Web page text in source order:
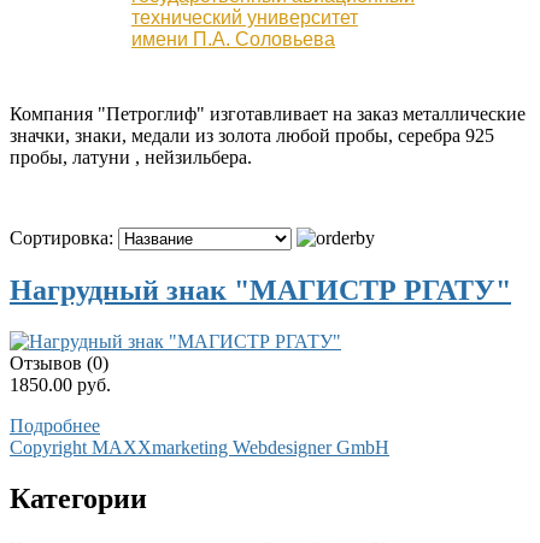
Компания "Петроглиф" изготавливает на заказ металлические
значки, знаки, медали из золота любой пробы, серебра 925
пробы, латуни , нейзильбера.
Сортировка:
Нагрудный знак "МАГИСТР РГАТУ"
Отзывов (0)
1850.00 руб.
Подробнее
Copyright MAXXmarketing Webdesigner GmbH
Категории